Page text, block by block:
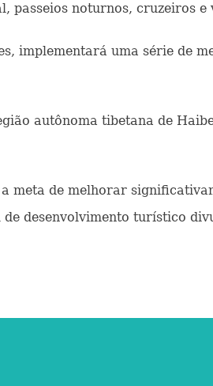
noturnos, cruzeiros e
implementará uma série de
autônoma tibetana de
meta de melhorar
desenvolvimento turístico